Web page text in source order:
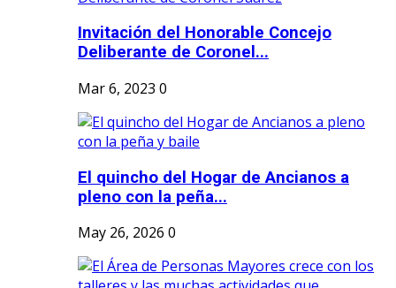
Invitación del Honorable Concejo
Deliberante de Coronel...
Mar 6, 2023 0
El quincho del Hogar de Ancianos a
pleno con la peña...
May 26, 2026 0